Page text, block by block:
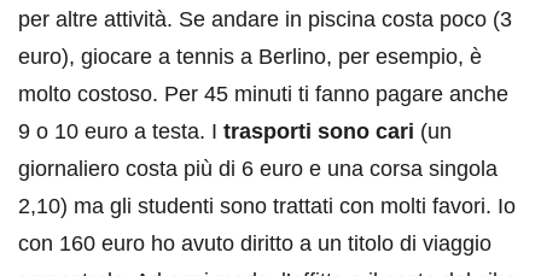
per altre attività. Se andare in piscina costa poco (3
euro), giocare a tennis a Berlino, per esempio, è
molto costoso. Per 45 minuti ti fanno pagare anche
9 o 10 euro a testa. I trasporti sono cari (un
giornaliero costa più di 6 euro e una corsa singola
2,10) ma gli studenti sono trattati con molti favori. Io
con 160 euro ho avuto diritto a un titolo di viaggio